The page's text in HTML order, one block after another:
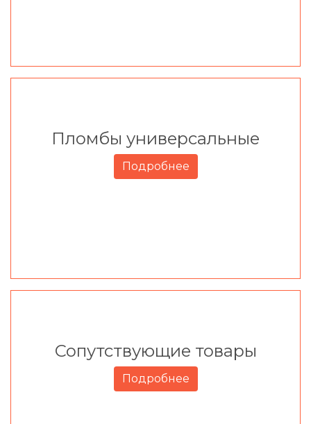
Пломбы универсальные
Подробнее
Сопутствующие товары
Подробнее